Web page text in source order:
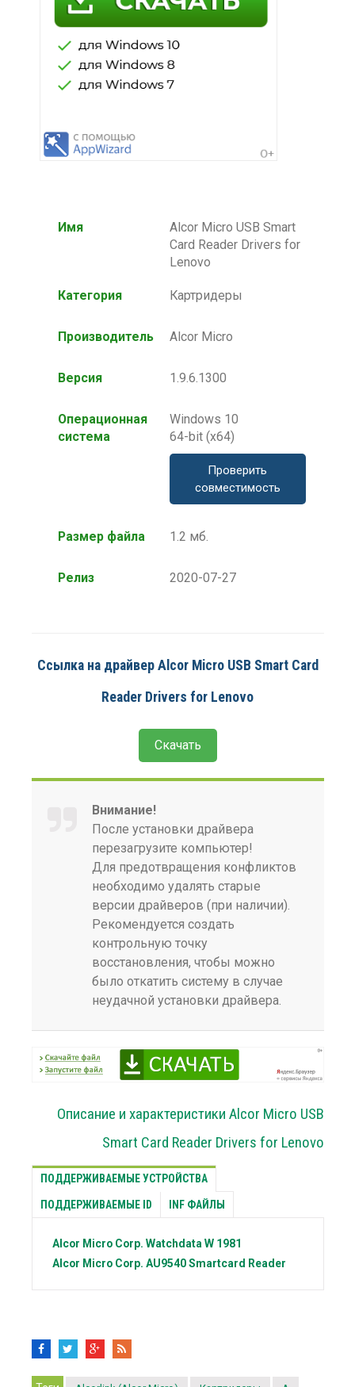
Имя
Alcor Micro USB Smart
Card Reader Drivers for
Lenovo
Категория Картридеры
Производитель Alcor Micro
Версия 1.9.6.1300
Операционная
система
Windows 10
64-bit (x64)
Проверить
совместимость
Размер файла 1.2 мб.
Релиз 2020-07-27
Ссылка на драйвер Alcor Micro USB Smart Card
Reader Drivers for Lenovo
Скачать
Внимание!
После установки драйвера
перезагрузите компьютер!
Для предотвращения конфликтов
необходимо удалять старые
версии драйверов (при наличии).
Рекомендуется создать
контрольную точку
восстановления, чтобы можно
было откатить систему в случае
неудачной установки драйвера.
Описание и характеристики Alcor Micro USB
Smart Card Reader Drivers for Lenovo
ПОДДЕРЖИВАЕМЫЕ УСТРОЙСТВА
ПОДДЕРЖИВАЕМЫЕ ID INF ФАЙЛЫ
Alcor Micro Corp. Watchdata W 1981
Alcor Micro Corp. AU9540 Smartcard Reader